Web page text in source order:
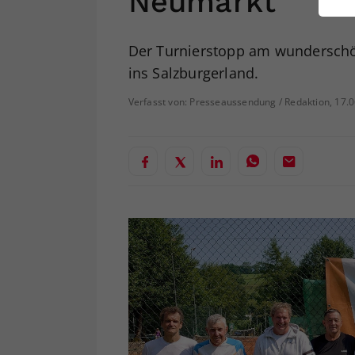
Der Turnierstopp am
ins Salzburgerland.
Verfasst von: Presseaussendung / Redaktion,